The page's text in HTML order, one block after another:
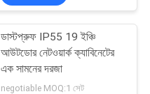
ডাস্টপ্রুফ IP55 19 ইঞ্চি
আউটডোর নেটওয়ার্ক ক্যাবিনেটের
এক সামনের দরজা
negotiable MOQ:1 সেট